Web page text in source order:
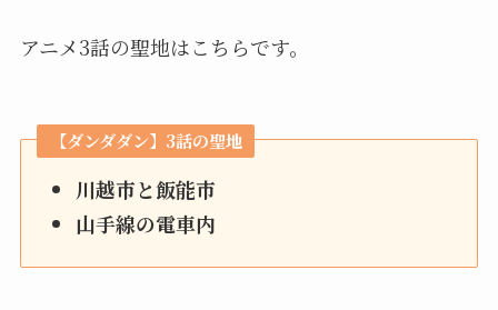
アニメ3話の聖地はこちらです。
【ダンダダン】3話の聖地
川越市と飯能市
山手線の電車内